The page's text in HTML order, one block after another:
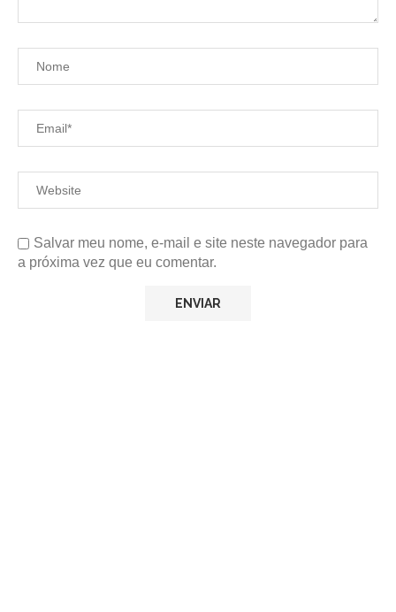
Salvar meu nome, e-mail e site neste navegador para
a próxima vez que eu comentar.